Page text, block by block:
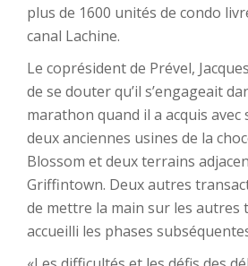
plus de 1600 unités de condo
canal Lachine.
Le coprésident de Prével,
de se douter qu’il s’engageait
marathon quand il a acquis
deux anciennes usines de la
Blossom et deux terrains
Griffintown. Deux autres
de mettre la main sur les autres
accueilli les phases